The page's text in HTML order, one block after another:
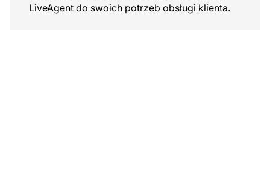
LiveAgent do swoich potrzeb obsługi klienta.